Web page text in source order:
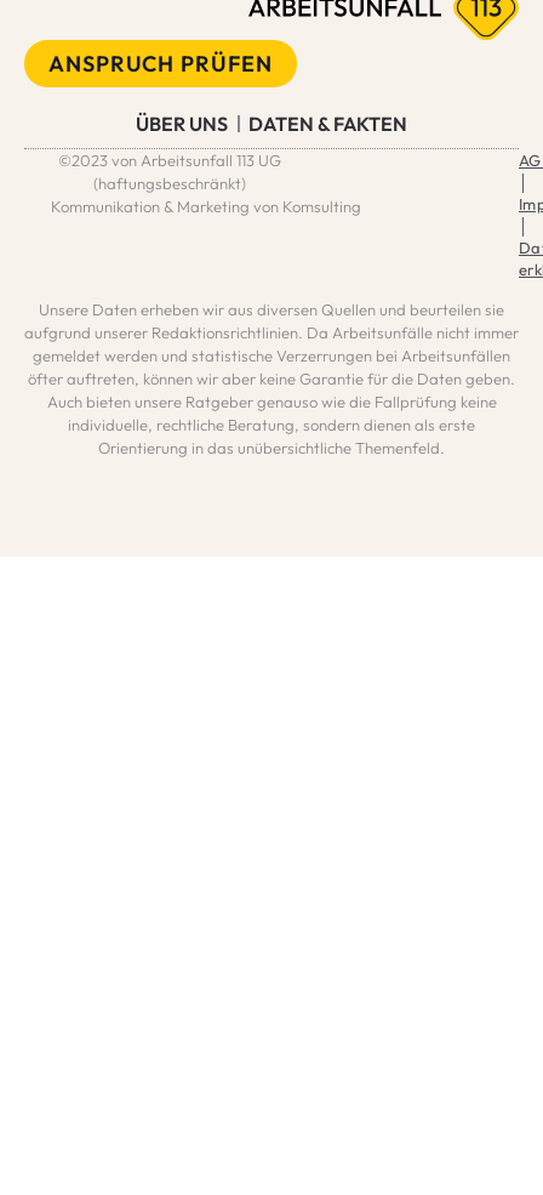
ÜBER UNS DATEN & FAKTEN
ANSPRUCH PRÜFEN
©2023 von Arbeitsunfall 113 UG
(haftungsbeschränkt)
Kommunikation & Marketing von Komsulting
Unsere Daten erheben wir aus diversen Quellen und beurteilen sie
aufgrund unserer Redaktionsrichtlinien. Da Arbeitsunfälle nicht immer
gemeldet werden und statistische Verzerrungen bei Arbeitsunfällen
öfter auftreten, können wir aber keine Garantie für die Daten geben.
Auch bieten unsere Ratgeber genauso wie die Fallprüfung keine
individuelle, rechtliche Beratung, sondern dienen als erste
Orientierung in das unübersichtliche Themenfeld.